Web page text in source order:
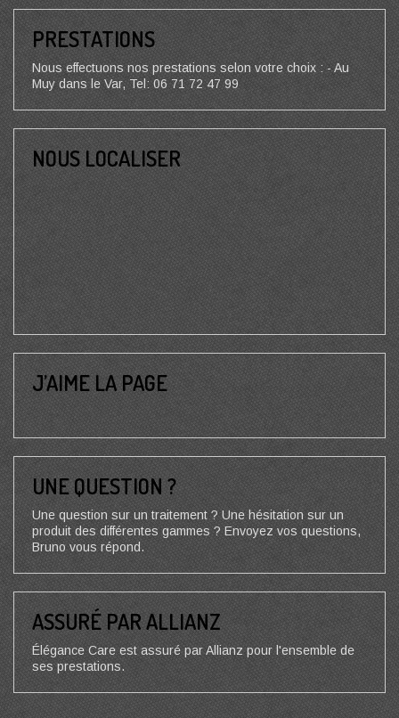
PRESTATIONS
Nous effectuons nos prestations selon votre choix : - Au
Muy dans le Var, Tel: 06 71 72 47 99
NOUS LOCALISER
J’AIME LA PAGE
UNE QUESTION ?
Une question sur un traitement ? Une hésitation sur un
produit des différentes gammes ? Envoyez vos questions,
Bruno vous répond.
ASSURÉ PAR ALLIANZ
Élégance Care est assuré par Allianz pour l'ensemble de
ses prestations.